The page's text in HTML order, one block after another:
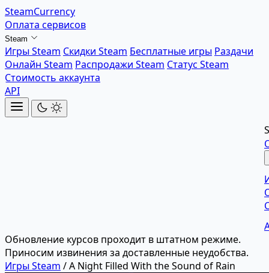
SteamCurrency
Оплата сервисов
Steam
Игры Steam Скидки Steam Бесплатные игры Раздачи
Онлайн Steam Распродажи Steam Статус Steam
Стоимость аккаунта
API
Обновление курсов проходит в штатном режиме.
Приносим извинения за доставленные неудобства.
Игры Steam /A Night Filled With the Sound of Rain